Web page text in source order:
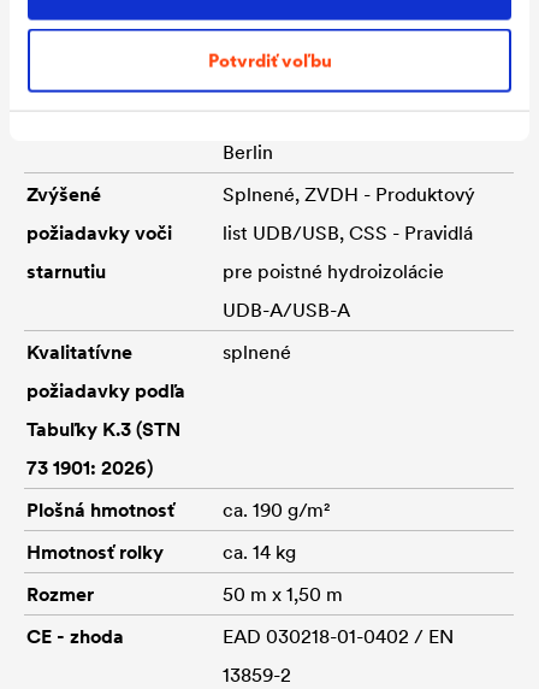
Potvrdiť voľbu
zastrešenia
hnanému dažďu
Splnené, Test hnaného dažďa
pre poistné hydroizolácie – TU
Berlin
Zvýšené
požiadavky voči
starnutiu
Splnené, ZVDH - Produktový
list UDB/USB, CSS - Pravidlá
pre poistné hydroizolácie
UDB-A/USB-A
Kvalitatívne
požiadavky podľa
Tabuľky K.3 (STN
73 1901: 2026)
splnené
Plošná hmotnosť
ca. 190 g/m²
Hmotnosť rolky
ca. 14 kg
Rozmer
50 m x 1,50 m
CE - zhoda
EAD 030218-01-0402 / EN
13859-2